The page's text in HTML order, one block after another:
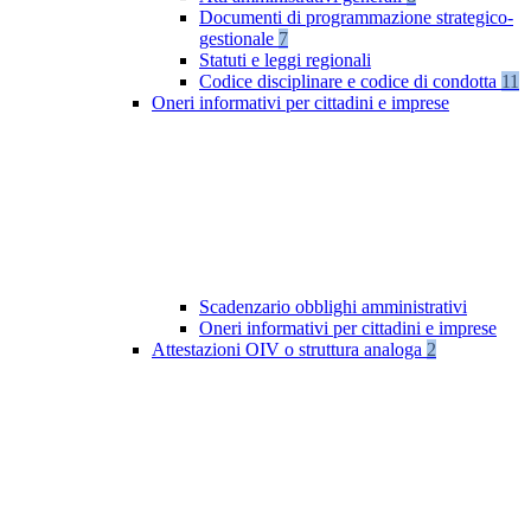
Documenti di programmazione strategico-
gestionale 7
Statuti e leggi regionali
Codice disciplinare e codice di condotta 11
Oneri informativi per cittadini e imprese
Scadenzario obblighi amministrativi
Oneri informativi per cittadini e imprese
Attestazioni OIV o struttura analoga 2